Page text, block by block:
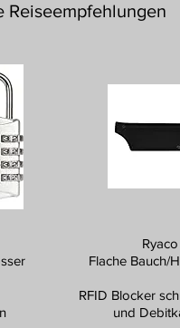
Reiseempfehlungen
Ryaco
Flache Bauch/
RFID Blocker
und